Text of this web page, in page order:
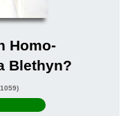
Homo-
Blethyn?